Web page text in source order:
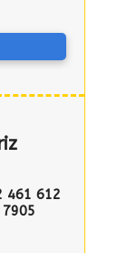
461 612
7905